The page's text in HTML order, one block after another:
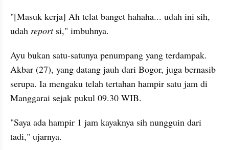
"[Masuk kerja] Ah telat banget hahaha... udah ini sih,
udah report si," imbuhnya.
Ayu bukan satu-satunya penumpang yang terdampak.
Akbar (27), yang datang jauh dari Bogor, juga bernasib
serupa. Ia mengaku telah tertahan hampir satu jam di
Manggarai sejak pukul 09.30 WIB.
"Saya ada hampir 1 jam kayaknya sih nungguin dari
tadi," ujarnya.